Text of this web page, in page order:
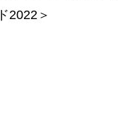
2022＞